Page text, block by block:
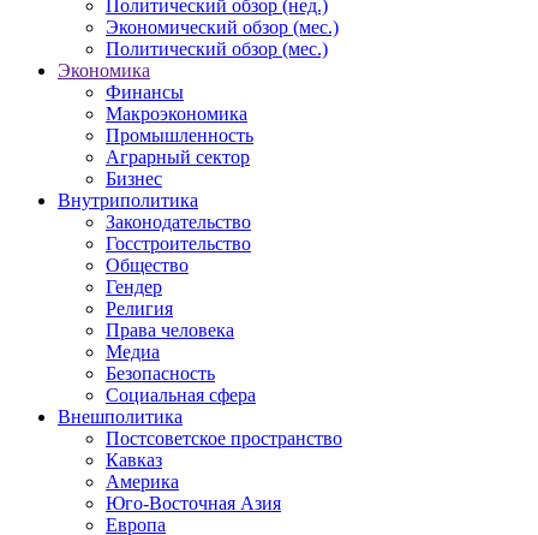
Политический обзор (нед.)
Экономический обзор (мес.)
Политический обзор (мес.)
Экономика
Финансы
Макроэкономика
Промышленность
Аграрный сектор
Бизнес
Внутриполитика
Законодательство
Госстроительство
Общество
Гендер
Религия
Права человека
Медиа
Безопасность
Социальная сфера
Внешполитика
Постсоветское пространство
Кавказ
Америка
Юго-Восточная Азия
Европа